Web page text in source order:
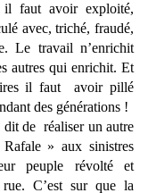
il faut avoir exploité,
avec, triché, fraudé,
Le travail n’enrichit
autres qui enrichit. Et
il faut avoir pillé
des générations !
dit de réaliser un autre
» aux sinistres
peuple révolté et
rue. C’est sur que la